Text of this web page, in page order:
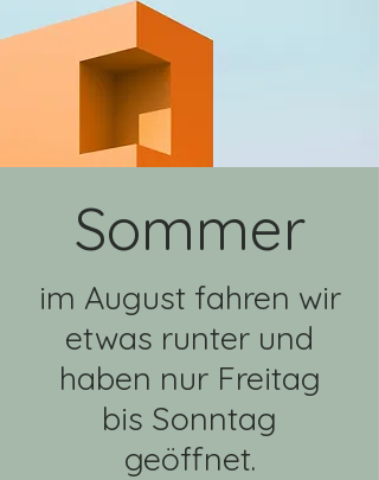
Sommer
im August fahren wir
etwas runter und
haben nur Freitag
bis Sonntag
geöffnet.